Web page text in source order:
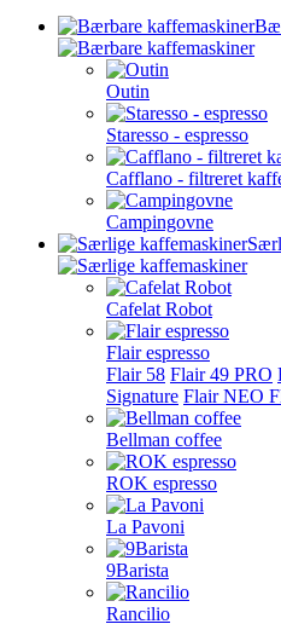
Outin
Staresso - espresso
Cafflano - filtreret
Campingovne
Cafelat Robot
Flair espresso
Flair 58 Flair 49 PRO
Signature Flair NEO
Bellman coffee
ROK espresso
La Pavoni
9Barista
Rancilio